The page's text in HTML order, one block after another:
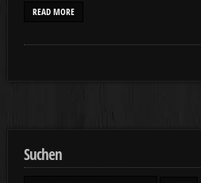
READ MORE
Suchen